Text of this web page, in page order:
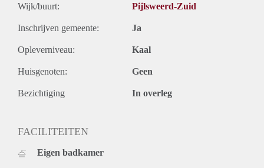
Wijk/buurt: Pijlsweerd-Zuid
Inschrijven gemeente: Ja
Opleverniveau: Kaal
Huisgenoten: Geen
Bezichtiging In overleg
FACILITEITEN
Eigen badkamer